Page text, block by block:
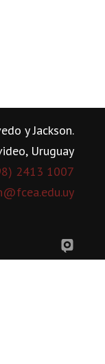
y Jackson.
Uruguay
2413 1007